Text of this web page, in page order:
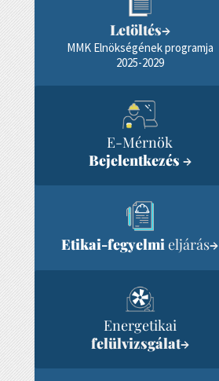
Letöltés→
MMK Elnökségének programja
2025-2029
E-Mérnök
Bejelentkezés →
Etikai-fegyelmieljárás→
Energetikai
felülvizsgálat→